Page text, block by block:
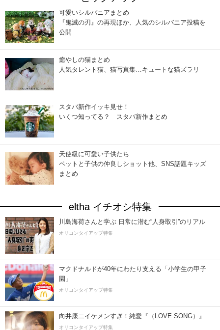
可愛いシルバニアまとめ
『鬼滅の刃』の再現ほか、人気のシルバニア投稿を
公開
癒やしの猫まとめ
人気タレント猫、猫写真集…キュートな猫ズラリ
スタバ新作イッキ見せ！
いくつ知ってる？ スタバ新作まとめ
天使級に可愛い子供たち
ペットと子供の仲良しショット他、SNS話題キッズ
まとめ
eltha イチオシ特集
川島海荷さんと学ぶ 日常に潜む“人身取引”のリアル
オリコンタイアップ特集
マクドナルドが40年にわたり支える「小学生の甲子
園」
オリコンタイアップ特集
向井康二イケメンすぎ！純愛『（LOVE SONG）』
オリコンタイアップ特集